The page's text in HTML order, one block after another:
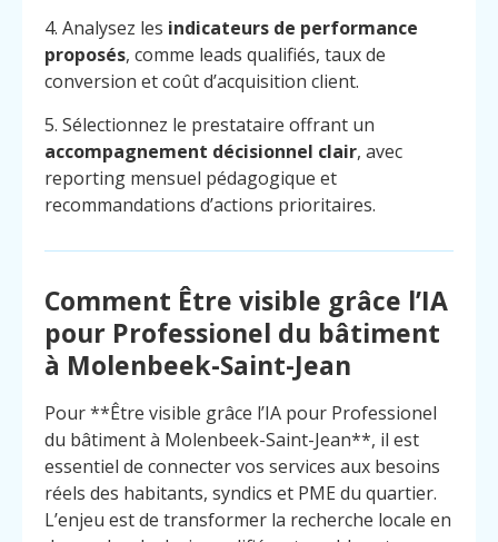
Appelez
4. Analysez les indicateurs de performance
proposés, comme leads qualifiés, taux de
conversion et coût d’acquisition client.
5. Sélectionnez le prestataire offrant un
accompagnement décisionnel clair, avec
reporting mensuel pédagogique et
recommandations d’actions prioritaires.
Comment Être visible grâce l’IA
pour Professionel du bâtiment
à Molenbeek-Saint-Jean
Pour **Être visible grâce l’IA pour Professionel
du bâtiment à Molenbeek-Saint-Jean**, il est
essentiel de connecter vos services aux besoins
réels des habitants, syndics et PME du quartier.
L’enjeu est de transformer la recherche locale en